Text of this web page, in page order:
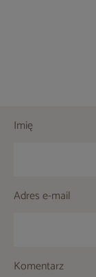
Imię
Adres e-mail
Komentarz